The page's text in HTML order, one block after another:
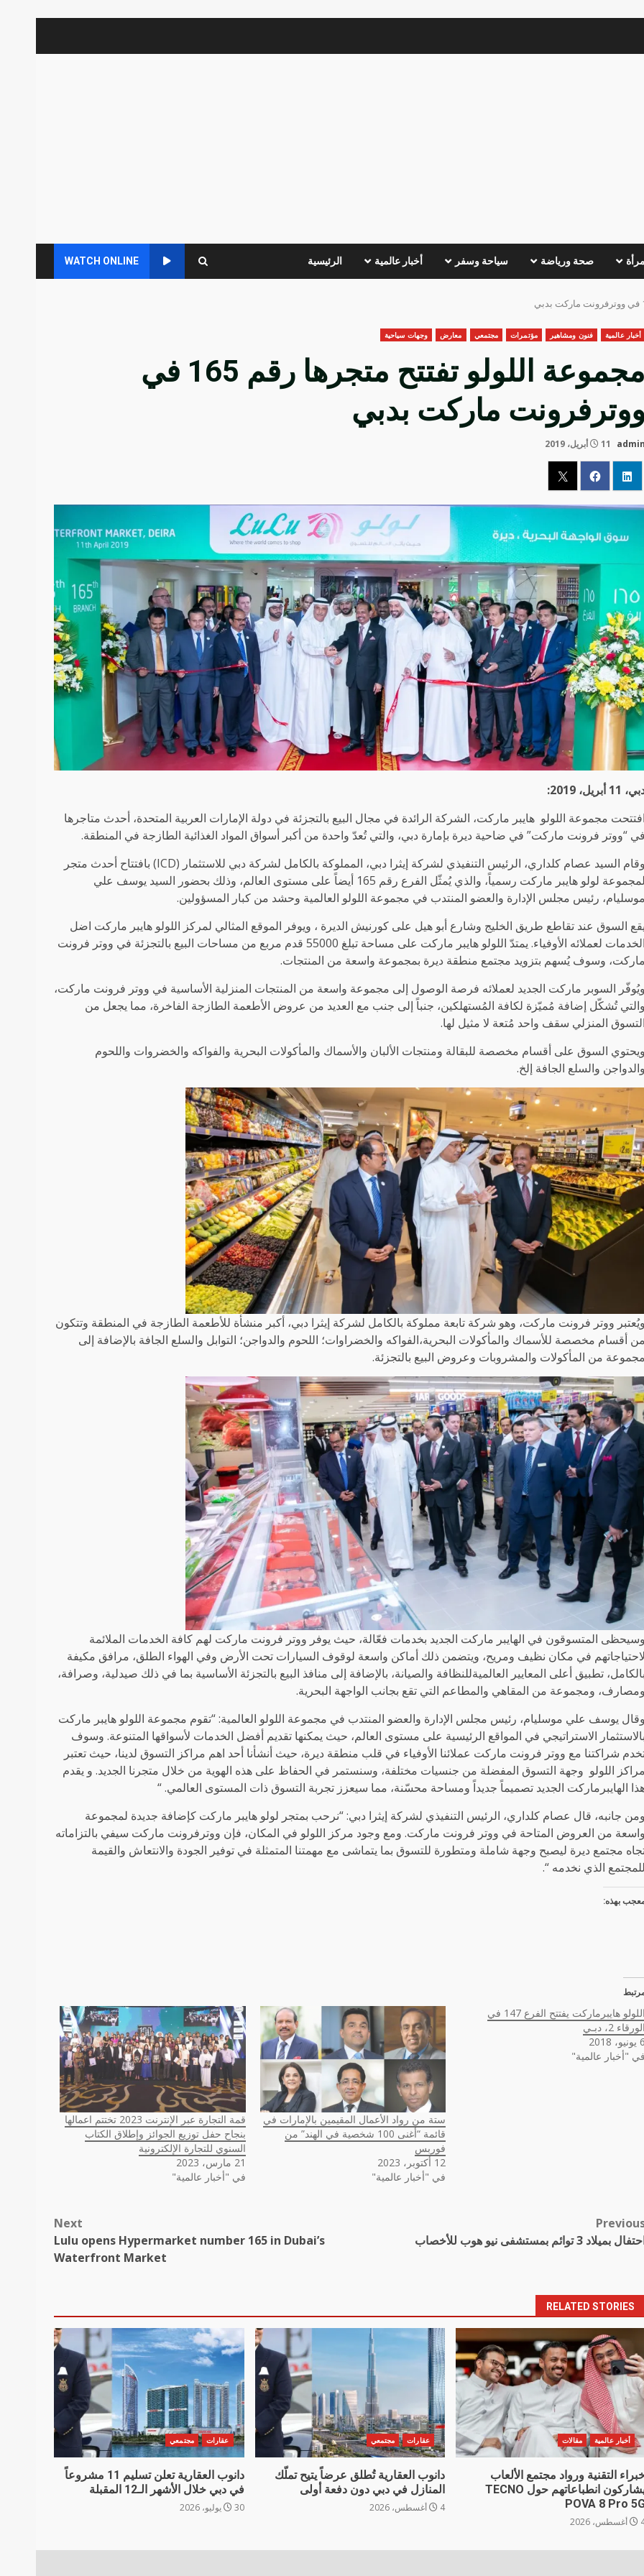
صحة ورياضة سياحة وسفر أخبار عالمية الرئيسية WATCH ONLINE
أخبار عالمية فنون ومشاهير مؤتمرات مجتمعي معارض وجهات سياحية
مجموعة اللولو تفتتح متجرها رقم 165 في
ووترفرونت ماركت بدبي
admin 11 أبريل، 2019
11 أبريل، 2019:
افتتحت مجموعة اللولو هايبر ماركت، الشركة الرائدة في مجال البيع بالتجزئة في دولة الإمارات العربية المتحدة، أحدث متاجرها
في “ووتر فرونت ماركت” في ضاحية ديرة بإمارة دبي، والتي تُعدّ واحدة من أكبر أسواق المواد الغذائية الطازجة في المنطقة.
وقام السيد عصام كلداري، الرئيس التنفيذي لشركة إيثرا دبي، المملوكة بالكامل لشركة دبي للاستثمار (ICD) بافتتاح أحدث متجر
لمجموعة لولو هايبر ماركت رسمياً، والذي يُمثّل الفرع رقم 165 أيضاً على مستوى العالم، وذلك بحضور السيد يوسف علي
موسليام، رئيس مجلس الإدارة والعضو المنتدب في مجموعة اللولو العالمية وحشد من كبار المسؤولين.
يقع السوق عند تقاطع طريق الخليج وشارع أبو هيل على كورنيش الديرة ، ويوفر الموقع المثالي لمركز اللولو هايبر ماركت اضل
الخدمات لعملائه الأوفياء. يمتدّ اللولو هايبر ماركت على مساحة تبلغ 55000 قدم مربع من مساحات البيع بالتجزئة في ووتر فرونت
ماركت، وسوف يُسهم بتزويد مجتمع منطقة ديرة بمجموعة واسعة من المنتجات.
ويُوفّر السوبر ماركت الجديد لعملائه فرصة الوصول إلى مجموعة واسعة من المنتجات المنزلية الأساسية في ووتر فرونت ماركت،
والتي تُشكّل إضافة مُميّزة لكافة المُستهلكين، جنباً إلى جنب مع العديد من عروض الأطعمة الطازجة الفاخرة، مما يجعل من
التسوق المنزلي سقف واحد مُتعة لا مثيل لها.
ويحتوي السوق على أقسام مخصصة للبقالة ومنتجات الألبان والأسماك والمأكولات البحرية والفواكه والخضروات واللحوم
والدواجن والسلع الجافة إلخ.
ويُعتبر ووتر فرونت ماركت، وهو شركة تابعة مملوكة بالكامل لشركة إيثرا دبي، أكبر منشأة للأطعمة الطازجة في المنطقة وتتكون
من أقسام مخصصة للأسماك والمأكولات البحرية،الفواكه والخضراوات؛ اللحوم والدواجن؛ التوابل والسلع الجافة بالإضافة إلى
مجموعة من المأكولات والمشروبات وعروض البيع بالتجزئة.
وسيحظى المتسوقون في الهايبر ماركت الجديد بخدمات فعّالة، حيث يوفر ووتر فرونت ماركت لهم كافة الخدمات الملائمة
لاحتياجاتهم في مكان نظيف ومريح، ويتضمن ذلك أماكن واسعة لوقوف السيارات تحت الأرض وفي الهواء الطلق، مرافق مكيفة
بالكامل، تطبيق أعلى المعايير العالميةللنظافة والصيانة، بالإضافة إلى منافذ البيع بالتجزئة الأساسية بما في ذلك صيدلية، وصرافة،
ومصارف، ومجموعة من المقاهي والمطاعم التي تقع بجانب الواجهة البحرية.
وقال يوسف علي موسليام، رئيس مجلس الإدارة والعضو المنتدب في مجموعة اللولو العالمية: “تقوم مجموعة اللولو هايبر ماركت
بالاستثمار الاستراتيجي في المواقع الرئيسية على مستوى العالم، حيث يمكنها تقديم أفضل الخدمات لأسواقها المتنوعة. وسوف
شراكتنا مع ووتر فرونت ماركت عملائنا الأوفياء في قلب منطقة ديرة، حيث أنشأنا أحد اهم مراكز التسوق لدينا، حيث تعتبر
مراكز اللولو وجهة التسوق المفضلة من جنسيات مختلفة، وسنستمر في الحفاظ على هذه الهوية من خلال متجرنا الجديد. و يقدم
الهايبرماركت الجديد تصميماً جديداً ومساحة محسّنة، مما سيعزز تجربة التسوق ذات المستوى العالمي. “
ومن جانبه، قال عصام كلداري، الرئيس التنفيذي لشركة إيثرا دبي: “نرحب بمتجر لولو هايبر ماركت كإضافة جديدة لمجموعة
واسعة من العروض المتاحة في ووتر فرونت ماركت. ومع وجود مركز اللولو في المكان، فإن ووترفرونت ماركت سيفي بالتزاماته
مجتمع ديرة ليصبح وجهة شاملة ومتطورة للتسوق بما يتماشى مع مهمتنا المتمثلة في توفير الجودة والانتعاش والقيمة
للمجتمع الذي نخدمه “.
بهذه:
اللولو هايبرماركت يفتتح الفرع 147 في
الورقاء 2، دبـي
6 يونيو، 2018
في "أخبار عالمية"
ستة من رواد الأعمال المقيمين بالإمارات في
قائمة “أغنى 100 شخصية في الهند” من
فوربس
12 أكتوبر، 2023
في "أخبار عالمية"
قمة التجارة عبر الإنترنت 2023 تختتم اعمالها
بنجاح حفل ​​توزيع الجوائز وإطلاق الكتاب
السنوي للتجارة الإلكترونية
21 مارس، 2023
في "أخبار عالمية"
navigation
بميلاد 3 توائم بمستشفى نيو هوب للأخصاب
Next
Lulu opens Hypermarket number 165 in Dubai’s
Waterfront Market
RELATED STORIES
أخبار عالمية مقالات
التقنية ورواد مجتمع الألعاب
يشاركون انطباعاتهم حول TECNO
POVA 8 Pro
2026
عقارات مجتمعي
دانوب العقارية تُطلق عرضاً يتيح تملّك
المنازل في دبي دون دفعة أولى
4 أغسطس، 2026
عقارات مجتمعي
دانوب العقارية تعلن تسليم 11 مشروعاً
في دبي خلال الأشهر الـ12 المقبلة
30 يوليو، 2026